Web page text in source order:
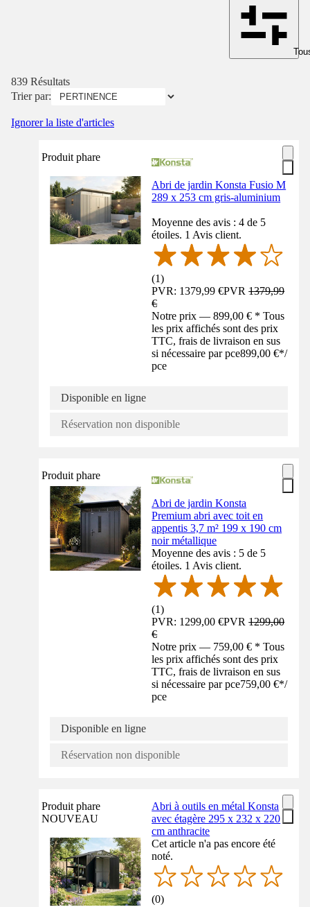
839 Résultats
Trier par:
Ignorer la liste d'articles
Produit phare
Abri de jardin Konsta Fusio M
289 x 253 cm gris-aluminium
Moyenne des avis : 4 de 5
étoiles. 1 Avis client.
(1)
PVR: 1379,99 €PVR1379,99
€
Notre prix — 899,00 € * Tous
les prix affichés sont des prix
TTC, frais de livraison en sus
si nécessaire par pce899,00 €*/
pce
Disponible en ligne
Réservation non disponible
Produit phare
Abri de jardin Konsta
Premium abri avec toit en
appentis 3,7 m² 199 x 190 cm
noir métallique
Moyenne des avis : 5 de 5
étoiles. 1 Avis client.
(1)
PVR: 1299,00 €PVR1299,00
€
Notre prix — 759,00 € * Tous
les prix affichés sont des prix
TTC, frais de livraison en sus
si nécessaire par pce759,00 €*/
pce
Disponible en ligne
Réservation non disponible
Produit phare
NOUVEAU
Abri à outils en métal Konsta
avec étagère 295 x 232 x 220
cm anthracite
Cet article n'a pas encore été
noté.
(0)